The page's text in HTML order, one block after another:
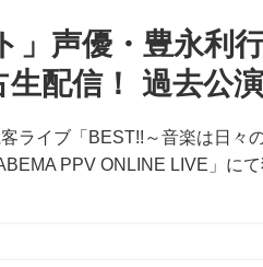
」声優・豊永利
配信！ 過去公
ライブ「BEST!!～音楽は日々
PPV ONLINE LIVE」に